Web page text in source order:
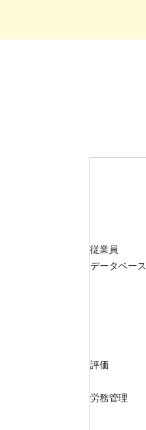
従業員
データベース
評価
労務管理